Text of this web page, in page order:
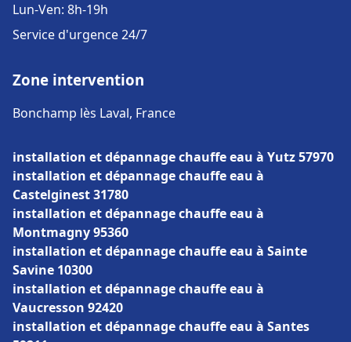
Lun-Ven: 8h-19h
Service d'urgence 24/7
Zone intervention
Bonchamp lès Laval, France
installation et dépannage chauffe eau à Yutz 57970
installation et dépannage chauffe eau à
Castelginest 31780
installation et dépannage chauffe eau à
Montmagny 95360
installation et dépannage chauffe eau à Sainte
Savine 10300
installation et dépannage chauffe eau à
Vaucresson 92420
installation et dépannage chauffe eau à Santes